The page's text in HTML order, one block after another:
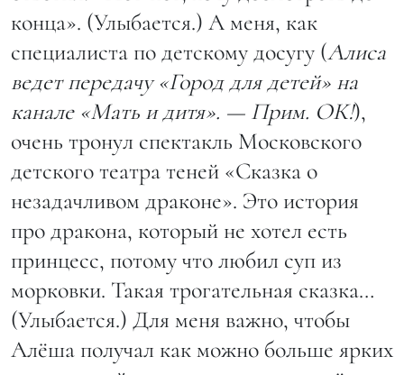
конца». (Улыбается.) А меня, как
специалиста по детскому досугу (Алиса
ведет передачу «Город для детей» на
канале «Мать и дитя». — Прим. ОК!),
очень тронул спектакль Московского
детского театра теней «Сказка о
незадачливом драконе». Это история
про дракона, который не хотел есть
принцесс, потому что любил суп из
морковки. Такая трогательная сказка…
(Улыбается.) Для меня важно, чтобы
Алёша получал как можно больше ярких